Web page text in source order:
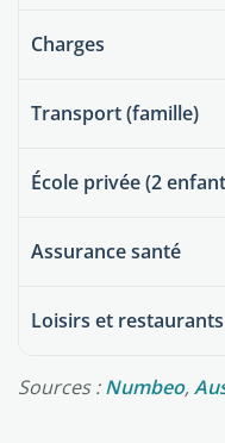
Charges
Transport (famille)
École privée (2
Assurance santé
Loisirs et restaurants
Sources :Numbeo,